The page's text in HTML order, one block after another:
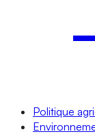
Politique